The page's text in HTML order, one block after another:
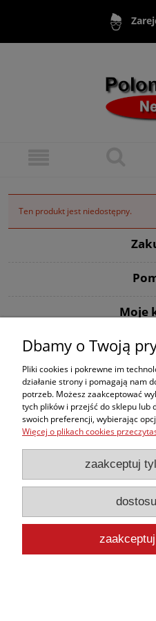
Ten produkt jest niedostępny.
Moje
pokaż pełną
Sklep
Dbamy o Twoją
Pliki cookies i pokrewne im
działanie strony i pomagają nam
potrzeb. Możesz zaakceptować
tych plików i przejść do sklepu lub
swoich preferencji, wybierając
Więcej o plikach cookies
zaakceptuj